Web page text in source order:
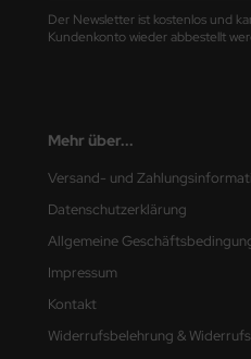
Der Newsletter ist kostenlos und
Kundenkonto wieder abbestellt
Mehr über...
Versand- und
Datenschutzerklärung
Allgemeine
Impressum
Kontakt
Widerrufsbelehrung &
Decals
Model